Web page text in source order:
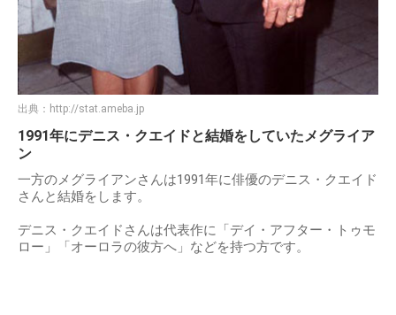
出典： http://stat.ameba.jp
1991年にデニス・クエイドと結婚をしていたメグライア
ン
一方のメグライアンさんは1991年に俳優のデニス・クエイド
さんと結婚をします。
デニス・クエイドさんは代表作に「デイ・アフター・トゥモ
ロー」「オーロラの彼方へ」などを持つ方です。